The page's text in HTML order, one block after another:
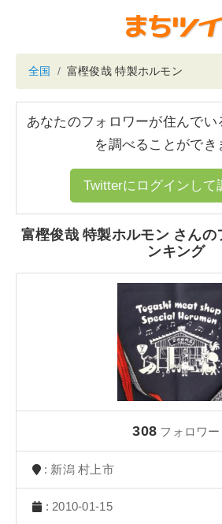
全国 富樫俊哉 特製ホルモン
あなたのフォロワーが住んで
を調べることができ
Twitterにログインして
富樫俊哉 特製ホルモン さんの
ンキング
308 フォロワー
: 新潟 村上市
: 2010-01-15